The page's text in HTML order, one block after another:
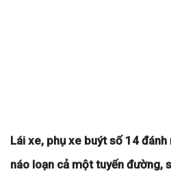
Lái xe, phụ xe buýt số 14
náo loạn cả một tuyến đường,